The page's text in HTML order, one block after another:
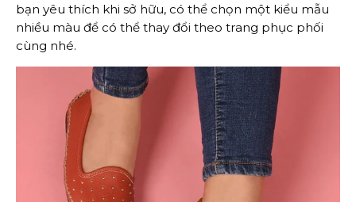
bạn yêu thích khi sở hữu, có thể chọn một kiểu mẫu
nhiều màu để có thể thay đổi theo trang phục phối
cùng nhé.